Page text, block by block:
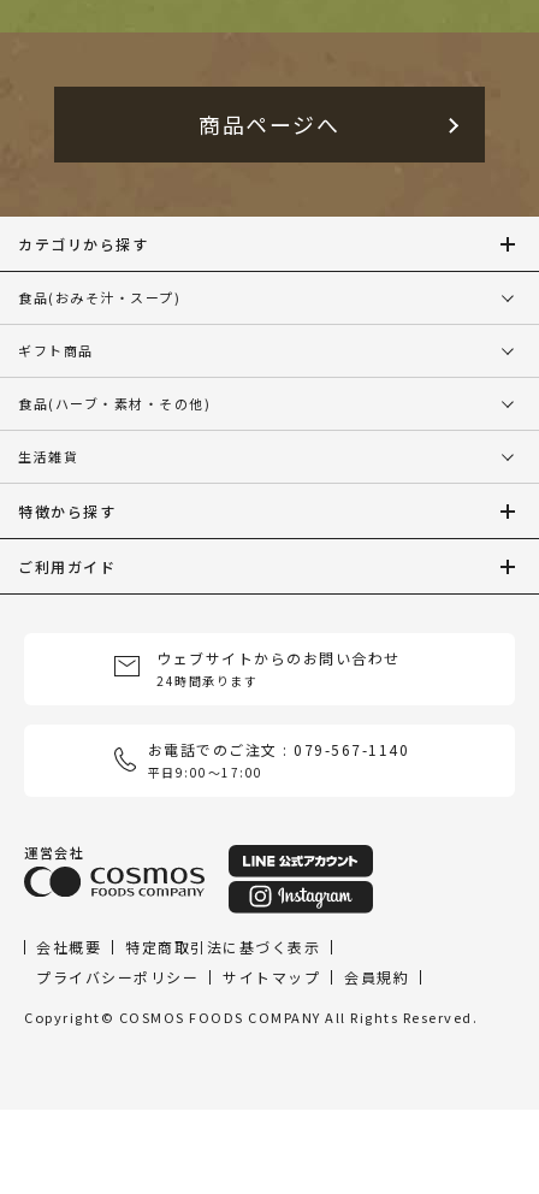
商品ページへ
カテゴリから探す
食品(おみそ汁・スープ)
ギフト商品
食品(ハーブ・素材・その他)
生活雑貨
特徴から探す
ご利用ガイド
ウェブサイトからのお問い合わせ
24時間承ります
お電話でのご注文 : 079-567-1140
平日9:00〜17:00
運営会社
Copyright© COSMOS FOODS COMPANY All Rights Reserved.
会社概要
特定商取引法に基づく表示
プライバシーポリシー
サイトマップ 会員規約